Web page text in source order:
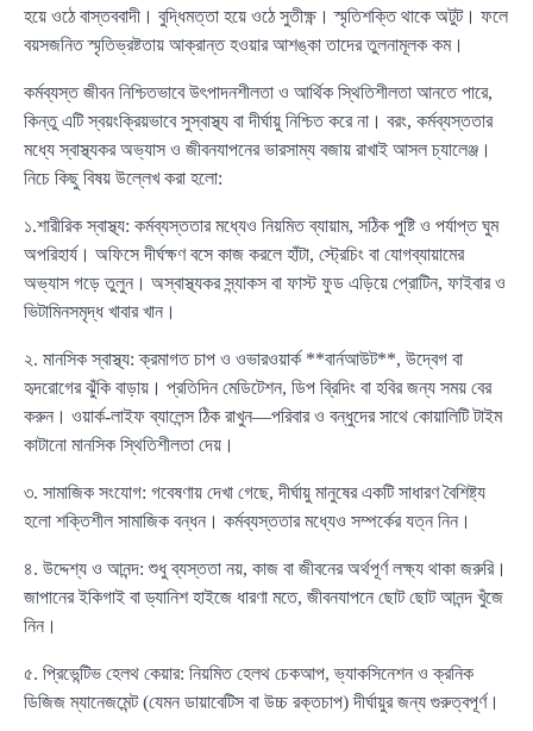
হয়ে ওঠে বাস্তববাদী। বুদ্ধিমত্তা হয়ে ওঠে সুতীক্ষ্ণ। স্মৃতিশক্তি থাকে অটুট। ফলে
বয়সজনিত স্মৃতিভ্রষ্টতায় আক্রান্ত হওয়ার আশঙ্কা তাদের তুলনামূলক কম।
কর্মব্যস্ত জীবন নিশ্চিতভাবে উৎপাদনশীলতা ও আর্থিক স্থিতিশীলতা আনতে পারে,
কিন্তু এটি স্বয়ংক্রিয়ভাবে সুস্বাস্থ্য বা দীর্ঘায়ু নিশ্চিত করে না। বরং, কর্মব্যস্ততার
মধ্যে স্বাস্থ্যকর অভ্যাস ও জীবনযাপনের ভারসাম্য বজায় রাখাই আসল চ্যালেঞ্জ।
নিচে কিছু বিষয় উল্লেখ করা হলো:
১.শারীরিক স্বাস্থ্য: কর্মব্যস্ততার মধ্যেও নিয়মিত ব্যায়াম, সঠিক পুষ্টি ও পর্যাপ্ত ঘুম
অপরিহার্য। অফিসে দীর্ঘক্ষণ বসে কাজ করলে হাঁটা, স্ট্রেচিং বা যোগব্যায়ামের
অভ্যাস গড়ে তুলুন। অস্বাস্থ্যকর স্ন্যাকস বা ফাস্ট ফুড এড়িয়ে প্রোটিন, ফাইবার ও
ভিটামিনসমৃদ্ধ খাবার খান।
২. মানসিক স্বাস্থ্য: ক্রমাগত চাপ ও ওভারওয়ার্ক **বার্নআউট**, উদ্বেগ বা
হৃদরোগের ঝুঁকি বাড়ায়। প্রতিদিন মেডিটেশন, ডিপ ব্রিদিং বা হবির জন্য সময় বের
করুন। ওয়ার্ক-লাইফ ব্যালেন্স ঠিক রাখুন—পরিবার ও বন্ধুদের সাথে কোয়ালিটি টাইম
কাটানো মানসিক স্থিতিশীলতা দেয়।
৩. সামাজিক সংযোগ: গবেষণায় দেখা গেছে, দীর্ঘায়ু মানুষের একটি সাধারণ বৈশিষ্ট্য
হলো শক্তিশীল সামাজিক বন্ধন। কর্মব্যস্ততার মধ্যেও সম্পর্কের যত্ন নিন।
৪. উদ্দেশ্য ও আনন্দ: শুধু ব্যস্ততা নয়, কাজ বা জীবনের অর্থপূর্ণ লক্ষ্য থাকা জরুরি।
জাপানের ইকিগাই বা ড্যানিশ হাইজে ধারণা মতে, জীবনযাপনে ছোট ছোট আনন্দ খুঁজে
নিন।
৫. প্রিভেন্টিভ হেলথ কেয়ার: নিয়মিত হেলথ চেকআপ, ভ্যাকসিনেশন ও ক্রনিক
ডিজিজ ম্যানেজমেন্ট (যেমন ডায়াবেটিস বা উচ্চ রক্তচাপ) দীর্ঘায়ুর জন্য গুরুত্বপূর্ণ।